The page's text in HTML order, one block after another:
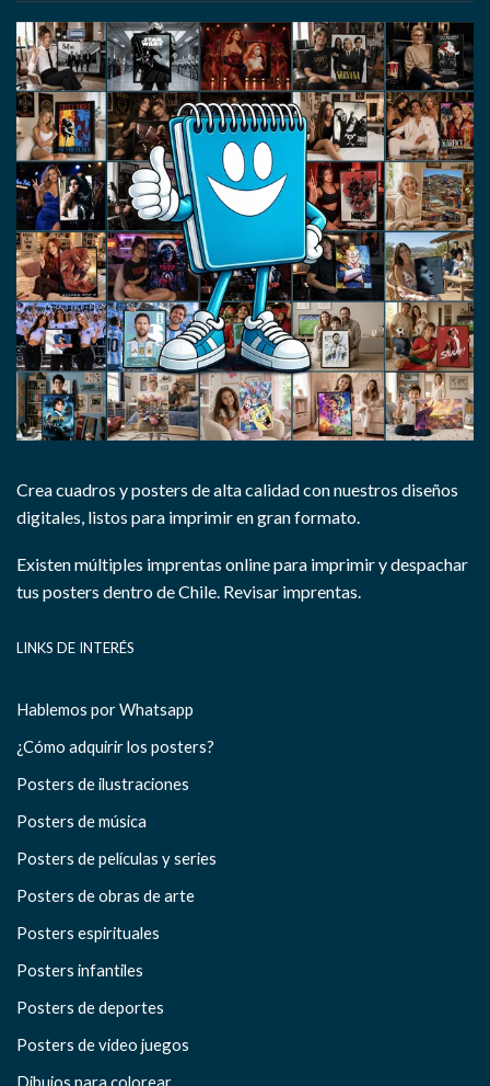
Crea cuadros y posters de alta calidad con nuestros diseños
digitales, listos para imprimir en gran formato.
Existen múltiples imprentas online para imprimir y despachar
tus posters dentro de Chile. Revisar imprentas.
LINKS DE INTERÉS
Hablemos por Whatsapp
¿Cómo adquirir los posters?
Posters de ilustraciones
Posters de música
Posters de películas y series
Posters de obras de arte
Posters espirituales
Posters infantiles
Posters de deportes
Posters de video juegos
Dibujos para colorear